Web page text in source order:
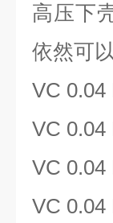
高压下
依然可
VC 0.04
‌VC 0.04
‌VC 0.04
‌VC 0.04